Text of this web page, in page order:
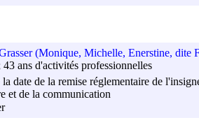
(Monique, Michelle, Enerstine, dite
ans d'activités professionnelles
date de la remise réglementaire de
et de la communication